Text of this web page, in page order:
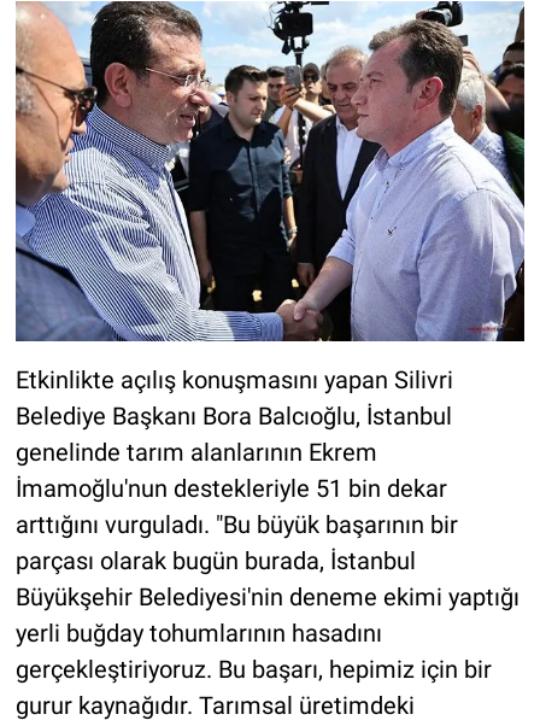
Etkinlikte açılış konuşmasını yapan Silivri
Belediye Başkanı Bora Balcıoğlu, İstanbul
genelinde tarım alanlarının Ekrem
İmamoğlu'nun destekleriyle 51 bin dekar
arttığını vurguladı. "Bu büyük başarının bir
parçası olarak bugün burada, İstanbul
Büyükşehir Belediyesi'nin deneme ekimi yaptığı
yerli buğday tohumlarının hasadını
gerçekleştiriyoruz. Bu başarı, hepimiz için bir
gurur kaynağıdır. Tarımsal üretimdeki